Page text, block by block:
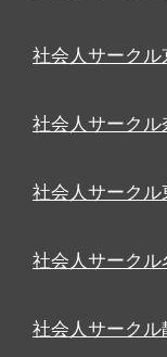
社会人サークル
社会人サークル
社会人サークル
社会人サークル
社会人サークル